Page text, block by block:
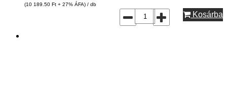
(10 189.50 Ft + 27% ÁFA) / db
Kosárba